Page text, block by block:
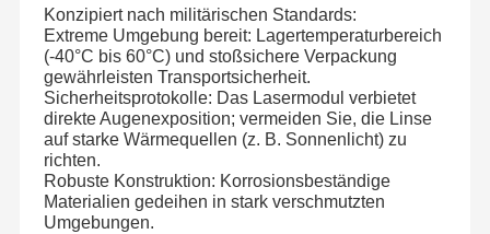
Angebot
Anfordern
Training Laserkugel
Elektronisches Laserziel
Konzipiert nach militärischen Standards:
Extreme Umgebung bereit: Lagertemperaturbereich
(-40°C bis 60°C) und stoßsichere Verpackung
gewährleisten Transportsicherheit.
Sicherheitsprotokolle: Das Lasermodul verbietet
direkte Augenexposition; vermeiden Sie, die Linse
auf starke Wärmequellen (z. B. Sonnenlicht) zu
richten.
Robuste Konstruktion: Korrosionsbeständige
Materialien gedeihen in stark verschmutzten
Umgebungen.
Faserkopplungslasermodule, Faserkollimatoren,
Lichtdiffusionsfaserlaserquellen von Corning,
Laserleitungsgeneratoren, Laserstrahlvergrößerungen- und
auch Waffen-Laser-Schuss-Zubehör wie
Trockenfeuer
Ausbildungroter Laserkugel, 780nm IR Laser Trainer, 850nm
mit einer Breite von mehr als 20 mm, oder
mit einer Leistung
von mehr als 50 W und
elektronische Laserziele
universellLaser-Bohrzieher,auf Schienen montiert
Laserspiegel, Pistolen-Rotpunktspiegel,
Gewehrrotpunktspiegel und Holographische
Rotpunktspiegel